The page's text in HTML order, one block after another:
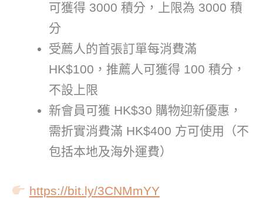
可獲得 3000 積分，上限為 3000 積
分
受薦人的首張訂單每消費滿
HK$100，推薦人可獲得 100 積分，
不設上限
新會員可獲 HK$30 購物迎新優惠，
需折實消費滿 HK$400 方可使用（不
包括本地及海外運費）
https://bit.ly/3CNMmYY